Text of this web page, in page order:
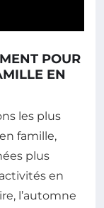
POUR
EN
les plus
famille,
plus
en
l’automne